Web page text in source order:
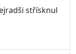
střísknul